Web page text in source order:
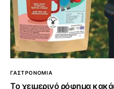
ΓΑΣΤΡΟΝΟΜΙΑ
Το χειμερινό ρόφημα